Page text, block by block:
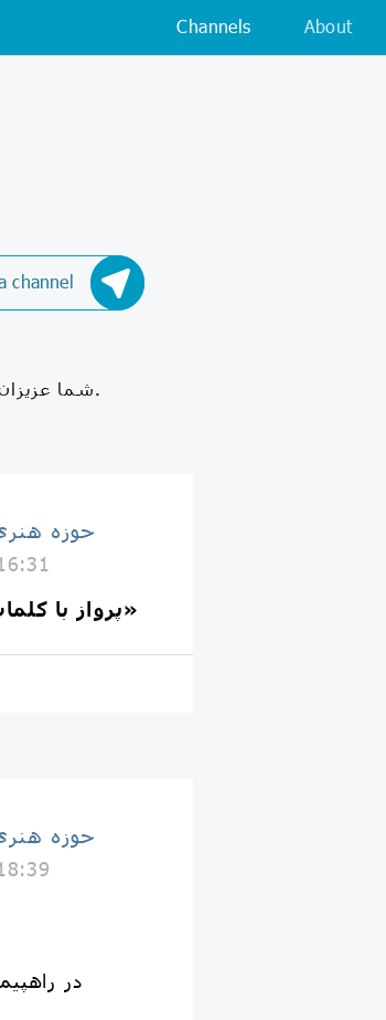
Channels About
channel
حوزه
پرواز با کلمات؛ آغاز به‌کار رسمی «سیمرغ»
حوزه
در راهپیمایی ۲۲ بهمن